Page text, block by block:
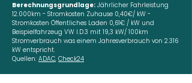
Berechnungsgrundlage: Jährlicher Fahrleistung
12.000km - Stromkosten Zuhause 0,40€/ kW -
Stromkosten Öffentliches Laden 0,61€ / kW und
Beispielfahrzeug VW I.D.3 mit 19,3 kW/ 100km
Stromverbrauch was einem Jahresverbrauch von 2.316
kW entspricht.
Quellen: ADAC, Check24